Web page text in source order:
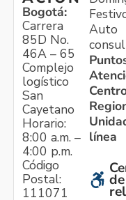
Bogotá:
Carrera
85D No.
46A – 65
Complejo
logístico
San
Cayetano
Horario:
8:00 a.m. –
4:00 p.m.
Código
Postal:
111071
Auto
línea
de